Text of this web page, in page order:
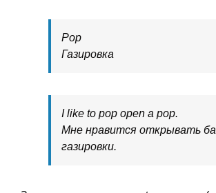
Pop
Газировка
I like to pop open a pop.
Мне нравится открывать
газировки.